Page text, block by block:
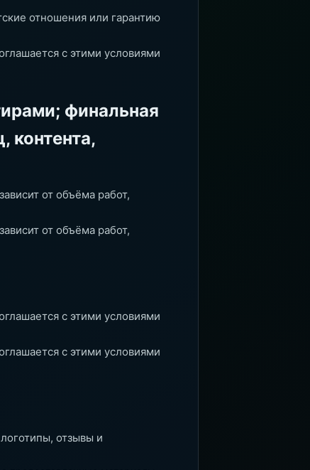
отношения или гарантию
с этими условиями
финальная
контента,
от объёма работ,
от объёма работ,
с этими условиями
с этими условиями
отзывы и